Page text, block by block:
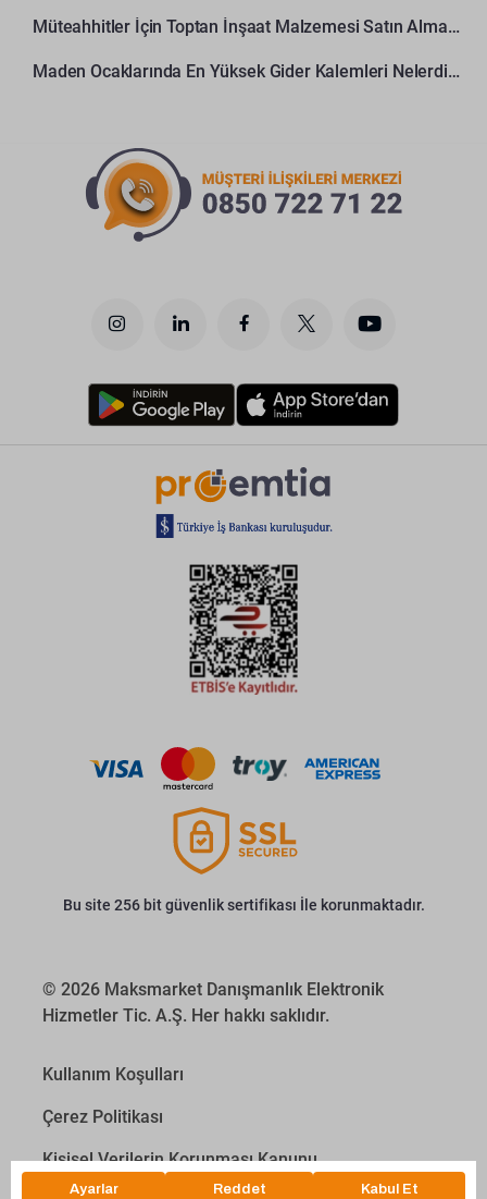
Müteahhitler İçin Toptan İnşaat Malzemesi Satın Alma Rehberi
Maden Ocaklarında En Yüksek Gider Kalemleri Nelerdir?
Bu site 256 bit güvenlik sertifikası İle korunmaktadır.
© 2026 Maksmarket Danışmanlık Elektronik
Hizmetler Tic. A.Ş. Her hakkı saklıdır.
Kullanım Koşulları
Çerez Politikası
Kişisel Verilerin Korunması Kanunu